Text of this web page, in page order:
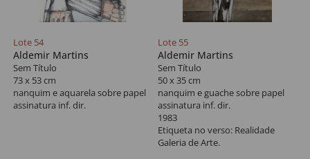
Lote 54
Aldemir Martins
Sem Título
73 x 53 cm
nanquim e aquarela sobre papel
assinatura inf. dir.
Lote 55
Aldemir Martins
Sem Título
50 x 35 cm
nanquim e guache sobre papel
assinatura inf. dir.
1983
Etiqueta no verso: Realidade
Galeria de Arte.